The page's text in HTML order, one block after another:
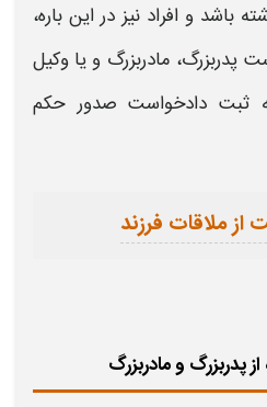
باشد و افراد نیز در این باره،
پدربزرگ، مادربزرگ و یا وکیل
ثبت دادخواست صدور حکم
از ملاقات فرزند
پدربزرگ و مادربزرگ